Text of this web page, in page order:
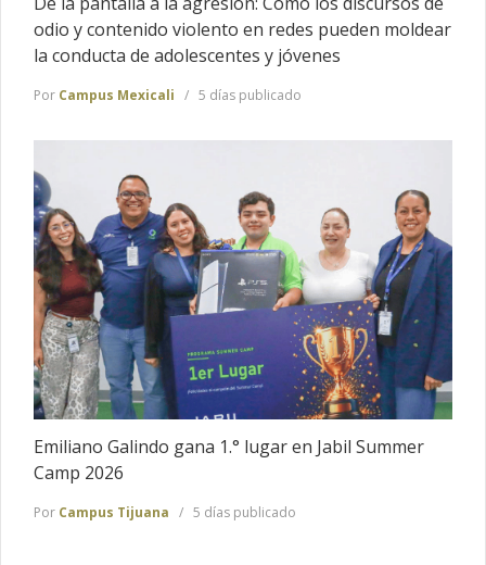
odio y contenido violento en redes pueden moldear
la conducta de adolescentes y jóvenes
Por Campus Mexicali 5 días publicado
Emiliano Galindo gana 1.° lugar en Jabil Summer
Camp 2026
Por Campus Tijuana 5 días publicado